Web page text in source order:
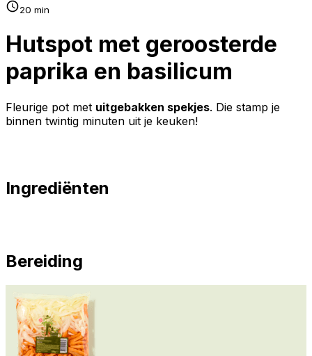
20 min
Hutspot met geroosterde
paprika en basilicum
Fleurige pot met uitgebakken spekjes. Die stamp je
binnen twintig minuten uit je keuken!
Ingrediënten
Bereiding